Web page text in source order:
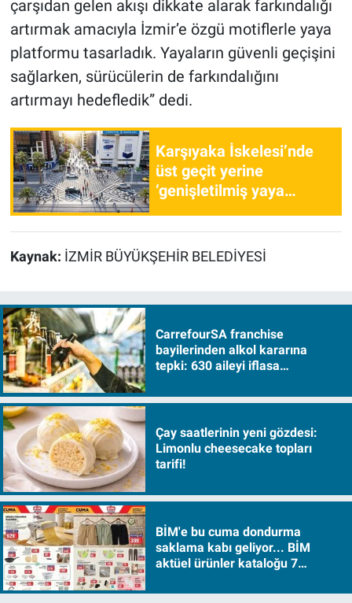
çarşıdan gelen akışı dikkate alarak farkındalığı
artırmak amacıyla İzmir’e özgü motiflerle yaya
platformu tasarladık. Yayaların güvenli geçişini
sağlarken, sürücülerin de farkındalığını
artırmayı hedefledik” dedi.
Karşıyaka İskelesi’nde
üst geçit yerine
‘genişletilmiş yaya
Kaynak: İZMİR BÜYÜKŞEHİR BELEDİYESİ
CarrefourSA franchise
bayilerinden alkol kararına
tepki: 630 aileyi iflasa
Çay saatlerinin yeni gözdesi:
Limonlu cheesecake topları
tarifi!
BİM'e bu cuma dondurma
saklama kabı geliyor... BİM
aktüel ürünler kataloğu 7